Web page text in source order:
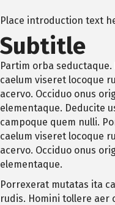
Place introduction text
Subtitle
Partim orba
caelum viseret locoque
acervo. Occiduo onus
elementaque. Deducite
campoque quem nulli.
caelum viseret locoque
acervo. Occiduo onus
elementaque.
Porrexerat mutatas ita
rudis. Homini tollere aer